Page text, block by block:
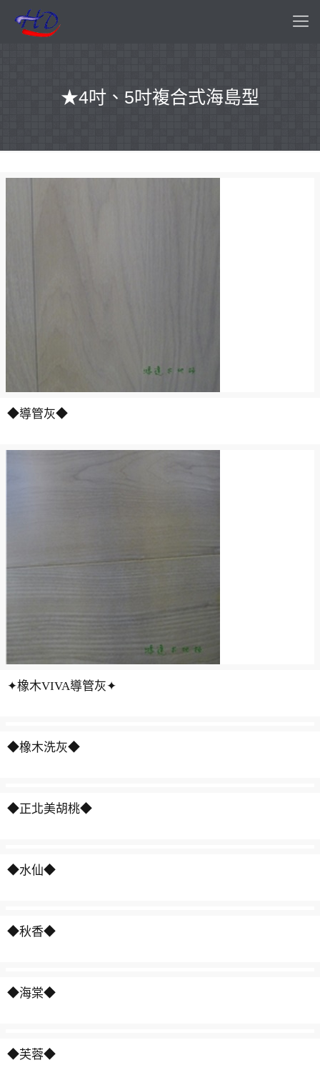
★4吋、5吋複合式海島型
◆導管灰◆
✦橡木VIVA導管灰✦
◆橡木洗灰◆
◆正北美胡桃◆
◆水仙◆
◆秋香◆
◆海棠◆
◆芙蓉◆